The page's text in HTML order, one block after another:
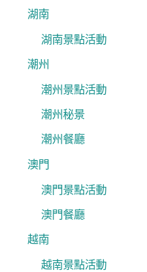
湖南
湖南景點活動
潮州
潮州景點活動
潮州秘景
潮州餐廳
澳門
澳門景點活動
澳門餐廳
越南
越南景點活動